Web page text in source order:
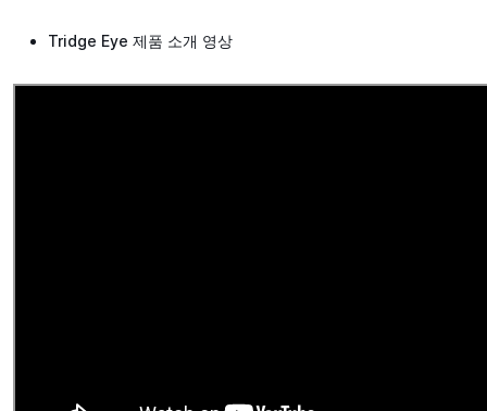
Tridge Eye 제품 소개 영상